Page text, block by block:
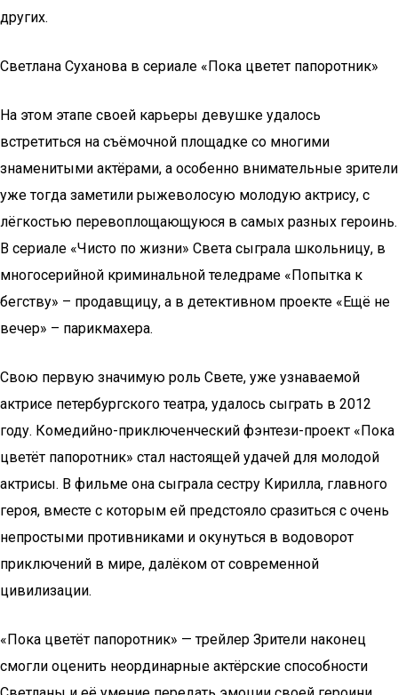
других.
Светлана Суханова в сериале «Пока цветет папоротник»
На этом этапе своей карьеры девушке удалось
встретиться на съёмочной площадке со многими
знаменитыми актёрами, а особенно внимательные зрители
уже тогда заметили рыжеволосую молодую актрису, с
лёгкостью перевоплощающуюся в самых разных героинь.
В сериале «Чисто по жизни» Света сыграла школьницу, в
многосерийной криминальной теледраме «Попытка к
бегству» – продавщицу, а в детективном проекте «Ещё не
вечер» – парикмахера.
Свою первую значимую роль Свете, уже узнаваемой
актрисе петербургского театра, удалось сыграть в 2012
году. Комедийно-приключенческий фэнтези-проект «Пока
цветёт папоротник» стал настоящей удачей для молодой
актрисы. В фильме она сыграла сестру Кирилла, главного
героя, вместе с которым ей предстояло сразиться с очень
непростыми противниками и окунуться в водоворот
приключений в мире, далёком от современной
цивилизации.
«Пока цветёт папоротник» — трейлер Зрители наконец
смогли оценить неординарные актёрские способности